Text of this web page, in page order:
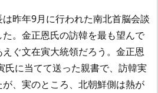
昨年9月に行われた南北首脳会談
。金正恩氏の訪韓を最も望んで
ぐ文在寅大統領だろう。金正恩
氏に当てて送った親書で、訪韓実
、実のところ、北朝鮮側は熱が